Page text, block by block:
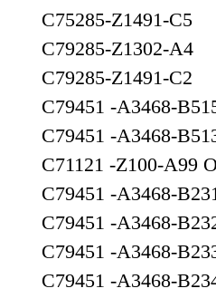
C75285-Z1491-
C79285-Z1302-
C79285-Z1491-
C79451 -A3468-
C79451 -A3468-
C71121 -Z100-A99
C79451 -A3468-
C79451 -A3468-
C79451 -A3468-
C79451 -A3468-